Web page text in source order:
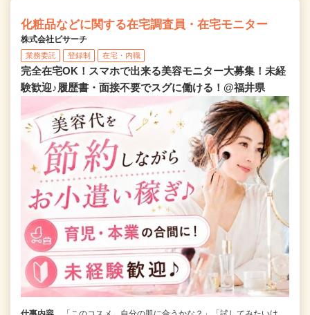
化粧品などに関する在宅調査員・在宅モニター
株式会社ビサーチ
業務委託 登録制 在宅・内職
完全在宅OK！スマホで出来る美容モニター大募集！未経
験歓迎♪履歴書・面接不要でスグに働ける！@福井県